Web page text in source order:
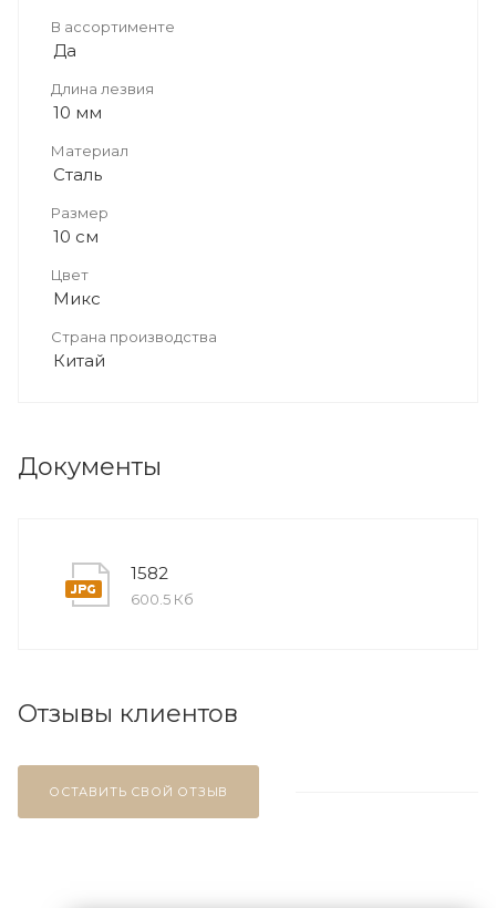
В ассортименте
Да
Длина лезвия
10 мм
Материал
Сталь
Размер
10 см
Цвет
Микс
Страна производства
Китай
Документы
1582
600.5 Кб
Отзывы клиентов
ОСТАВИТЬ СВОЙ ОТЗЫВ